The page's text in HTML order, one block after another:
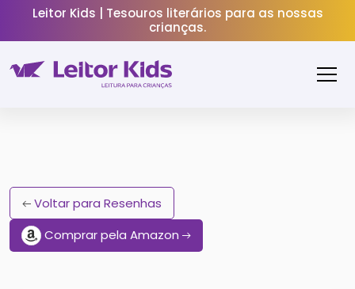
Leitor Kids | Tesouros literários para as nossas
crianças.
Voltar para Resenhas
Comprar pela Amazon